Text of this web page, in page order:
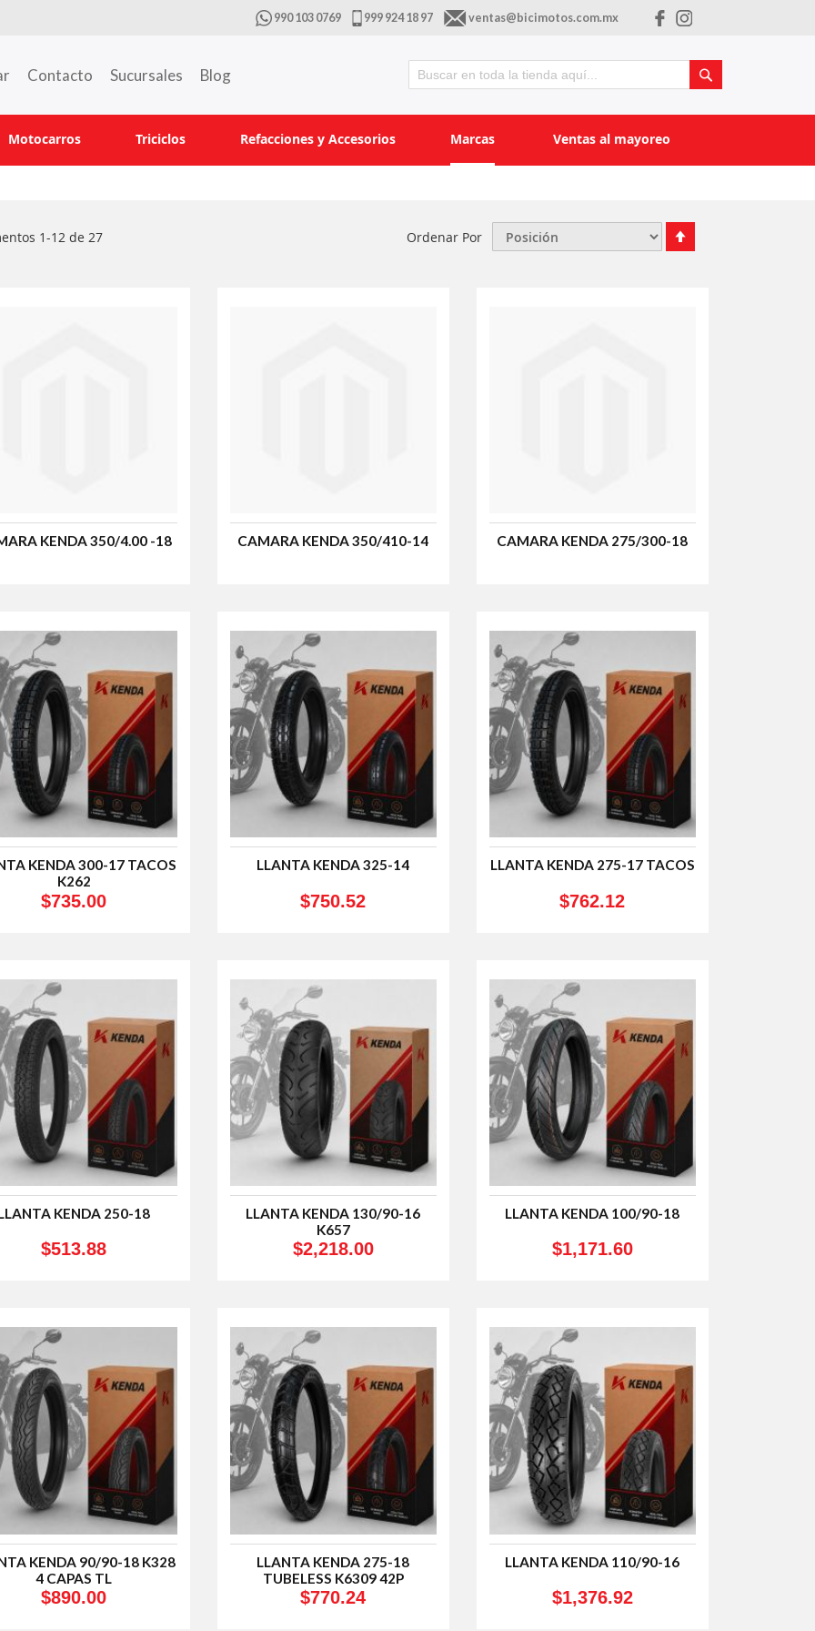
990 103 0769 999 924 18 97 ventas@bicimotos.com.mx
Contacto Sucursales Blog
Buscar
Motocarros Triciclos Refacciones y Accesorios Marcas Ventas al mayoreo
1-12 de 27 Ordenar Por
Órden
KENDA 350/4.00 -18 CAMARA KENDA 350/410-14 CAMARA KENDA 275/300-18
KENDA 300-17 TACOS
K262
$735.00
LLANTA KENDA 325-14
$750.52
LLANTA KENDA 275-17 TACOS
$762.12
KENDA 250-18
$513.88
LLANTA KENDA 130/90-16
K657
$2,218.00
LLANTA KENDA 100/90-18
$1,171.60
KENDA 90/90-18 K328
4 CAPAS TL
$890.00
LLANTA KENDA 275-18
TUBELESS K6309 42P
$770.24
LLANTA KENDA 110/90-16
$1,376.92